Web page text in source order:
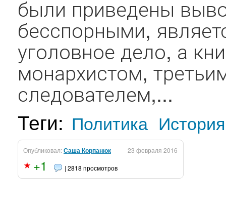
были приведены
бесспорными,
уголовное дело, а
монархистом,
следователем,...
Теги: Политика История
Опубликовал:Саша Корпанюк 23 февраля 2016
+1 | 2818 просмотров